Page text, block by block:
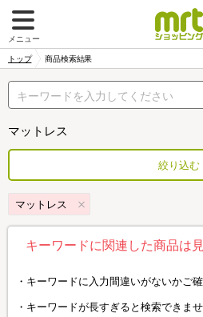
メニュー
トップ 商品検索結果
マットレス
絞り込む
マットレス
キーワードに関連した商品は
キーワードに入力間違いがないかご確
キーワードが長すぎると検索できま